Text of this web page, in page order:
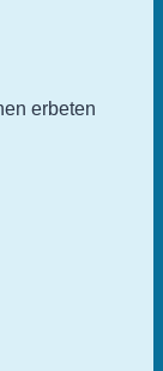
erbeten